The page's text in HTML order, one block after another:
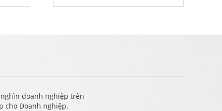
doanh nghiệp trên
cho Doanh nghiệp.